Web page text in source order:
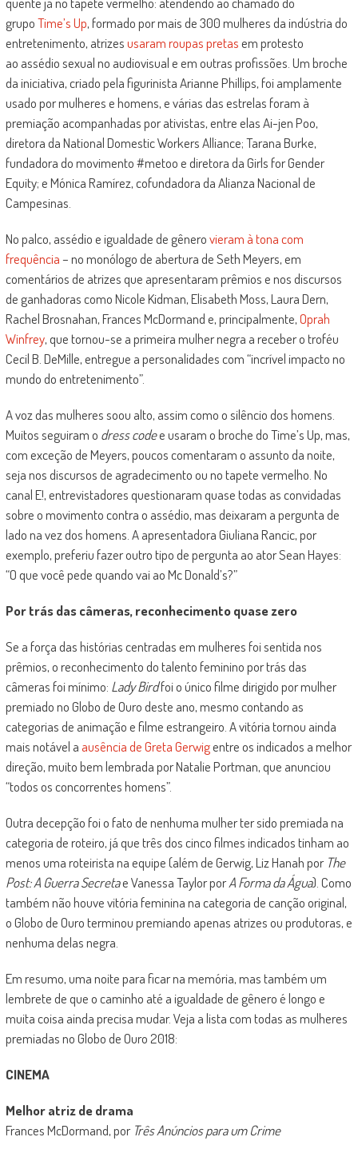
grupoTime’s Up, formado por mais de 300 mulheres da indústria do
entretenimento, atrizesusaram roupas pretasem protesto
ao assédio sexual no audiovisual e em outras profissões. Um broche
da iniciativa, criado pela figurinista Arianne Phillips, foi amplamente
usado por mulheres e homens, e várias das estrelas foram à
premiação acompanhadas por ativistas, entre elas Ai-jen Poo,
diretora da National Domestic Workers Alliance; Tarana Burke,
fundadora do movimento #metoo e diretora da Girls for Gender
Equity; e Mónica Ramírez, cofundadora da Alianza Nacional de
Campesinas.
No palco, assédio e igualdade de gênerovieram à tona com
frequência– no monólogo de abertura de Seth Meyers, em
comentários de atrizes que apresentaram prêmios e nos discursos
de ganhadoras como Nicole Kidman, Elisabeth Moss, Laura Dern,
Rachel Brosnahan, Frances McDormand e, principalmente,Oprah
Winfrey, que tornou-se a primeira mulher negra a receber o troféu
Cecil B. DeMille, entregue a personalidades com “incrível impacto no
mundo do entretenimento”.
A voz das mulheres soou alto, assim como o silêncio dos homens.
Muitos seguiram o dress codee usaram o broche do Time’s Up, mas,
com exceção de Meyers, poucos comentaram o assunto da noite,
seja nos discursos de agradecimento ou no tapete vermelho. No
canal E!, entrevistadores questionaram quase todas as convidadas
sobre o movimento contra o assédio, mas deixaram a pergunta de
lado na vez dos homens. A apresentadora Giuliana Rancic, por
exemplo, preferiu fazer outro tipo de pergunta ao ator Sean Hayes:
“O que você pede quando vai ao Mc Donald’s?”
Por trás das câmeras, reconhecimento quase zero
Se a força das histórias centradas em mulheres foi sentida nos
prêmios, o reconhecimento do talento feminino por trás das
câmeras foi mínimo: Lady Birdfoi o único filme dirigido por mulher
premiado no Globo de Ouro deste ano, mesmo contando as
categorias de animação e filme estrangeiro. A vitória tornou ainda
mais notável a ausência de Greta Gerwigentre os indicados a melhor
direção, muito bem lembrada por Natalie Portman, que anunciou
“todos os concorrentes homens”.
Outra decepção foi o fato de nenhuma mulher ter sido premiada na
categoria de roteiro, já que três dos cinco filmes indicados tinham ao
menos uma roteirista na equipe (além de Gerwig, Liz Hanah por The
Post: A Guerra Secretae Vanessa Taylor porA Forma da Água). Como
também não houve vitória feminina na categoria de canção original,
o Globo de Ouro terminou premiando apenas atrizes ou produtoras, e
nenhuma delas negra.
Em resumo, uma noite para ficar na memória, mas também um
lembrete de que o caminho até a igualdade de gênero é longo e
muita coisa ainda precisa mudar. Veja a lista com todas as mulheres
premiadas no Globo de Ouro 2018:
CINEMA
Melhor atriz de drama
Frances McDormand, por Três Anúncios para um Crime